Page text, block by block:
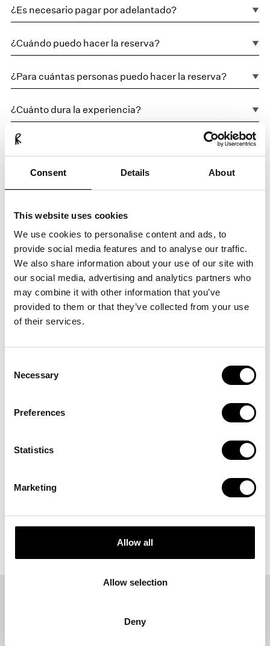
Consent Details About
This website uses cookies
We use cookies to personalise content and ads, to
provide social media features and to analyse our traffic.
We also share information about your use of our site with
our social media, advertising and analytics partners who
may combine it with other information that you’ve
provided to them or that they’ve collected from your use
of their services.
Selection
Necessary
Preferences
Statistics
Marketing
Allow all
Allow selection
Deny
¿Es necesario pagar por adelantado?
¿Cuándo puedo hacer la reserva?
¿Para cuántas personas puedo hacer la reserva?
¿Cuánto dura la experiencia?
¿Se puede adaptar el menú en caso de alergias y/o
intolerancias alimentarias?
¿Es necesario volver a confirmar la reserva?
¿Cómo funciona el sistema de lista de espera?
¿Puedo solicitar un cambio de fecha, cambio de
número de comensales o cancelar la reserva?
INFORMACIÓN GENERAL
¿Está el restaurante adaptado para personas con